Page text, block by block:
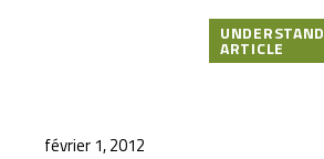
UNDERSTAND
ARTICLE
février 1, 2012